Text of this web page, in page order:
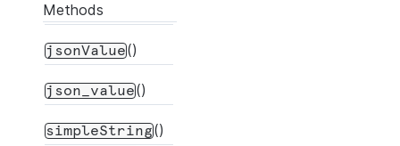
Methods
jsonValue()
json_value()
simpleString()